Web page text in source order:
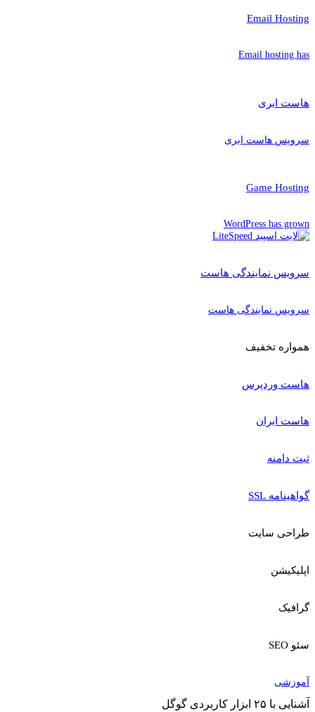
Email Hosting
Email hosting has
هاست ابری
سرویس هاست ابری
Game Hosting
WordPress has grown
سرویس نمایندگی هاست
سرویس نمایندگی هاست
همواره تخفیف
هاست وردپرس
هاست ایران
ثبت دامنه
گواهینامه SSL
طراحی سایت
اپلیکیشن
گرافیک
سئو SEO
آموزشی
آشنایی با ۲۵ ابزار کاربردی گوگل